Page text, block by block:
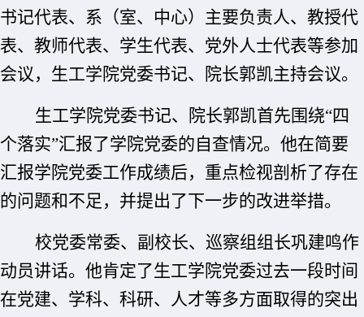
书记代表、系（室、中心）主要负责人、教授代
表、教师代表、学生代表、党外人士代表等参加
会议，生工学院党委书记、院长郭凯主持会议。
生工学院党委书记、院长郭凯首先围绕“四
个落实”汇报了学院党委的自查情况。他在简要
汇报学院党委工作成绩后，重点检视剖析了存在
的问题和不足，并提出了下一步的改进举措。
校党委常委、副校长、巡察组组长巩建鸣作
动员讲话。他肯定了生工学院党委过去一段时间
在党建、学科、科研、人才等多方面取得的突出